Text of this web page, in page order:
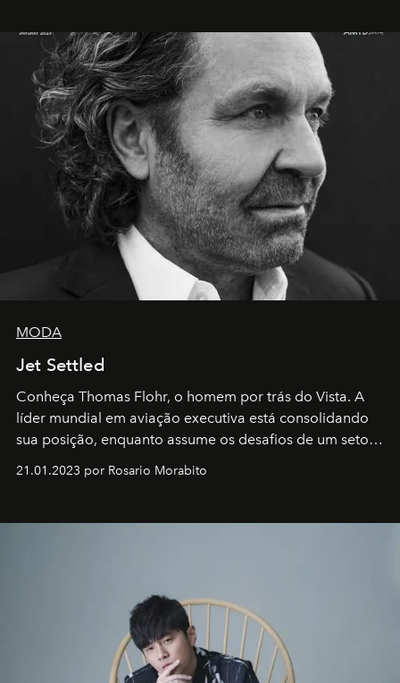
MODA
Jet Settled
Conheça Thomas Flohr, o homem por trás do Vista. A
líder mundial em aviação executiva está consolidando
sua posição, enquanto assume os desafios de um setor
21.01.2023 por Rosario Morabito